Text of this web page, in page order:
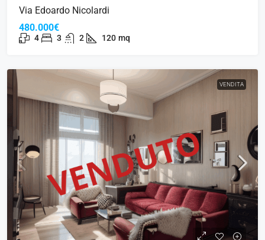
Via Edoardo Nicolardi
480.000€
4 3 2 120 mq
VENDITA